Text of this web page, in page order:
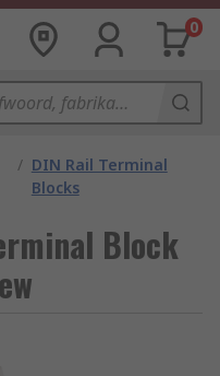
0
/ DIN Rail Terminal
Blocks
Block